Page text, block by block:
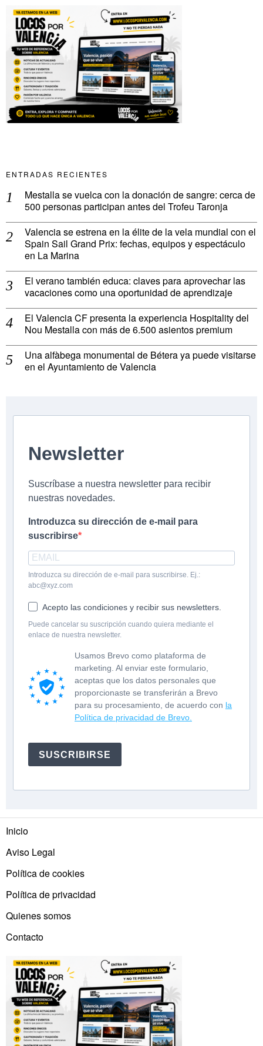
ENTRADAS RECIENTES
Mestalla se vuelca con la donación de sangre: cerca de
500 personas participan antes del Trofeu Taronja
Valencia se estrena en la élite de la vela mundial con el
Spain Sail Grand Prix: fechas, equipos y espectáculo
en La Marina
El verano también educa: claves para aprovechar las
vacaciones como una oportunidad de aprendizaje
El Valencia CF presenta la experiencia Hospitality del
Nou Mestalla con más de 6.500 asientos premium
Una alfàbega monumental de Bétera ya puede visitarse
en el Ayuntamiento de Valencia
Newsletter
Suscríbase a nuestra newsletter para recibir
nuestras novedades.
Introduzca su dirección de e-mail para
suscribirse
Introduzca su dirección de e-mail para suscribirse. Ej.:
abc@xyz.com
Acepto las condiciones y recibir sus newsletters.
Puede cancelar su suscripción cuando quiera mediante el
enlace de nuestra newsletter.
Usamos Brevo como plataforma de
marketing. Al enviar este formulario,
aceptas que los datos personales que
proporcionaste se transferirán a Brevo
para su procesamiento, de acuerdo con la
Política de privacidad de Brevo.
SUSCRIBIRSE
Inicio
Aviso Legal
Política de cookies
Política de privacidad
Quienes somos
Contacto